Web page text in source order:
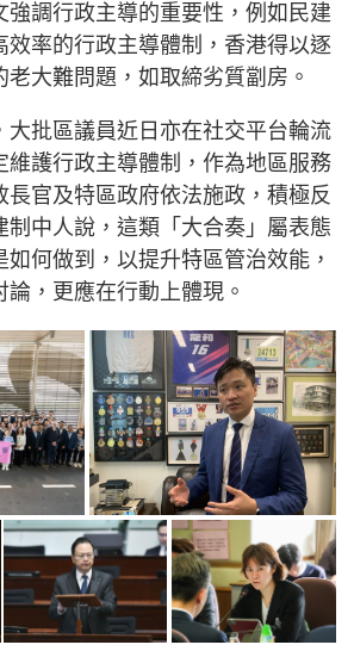
強調行政主導的重要性，例如民建
效率的行政主導體制，香港得以逐
大難問題，如取締劣質劏房。
大批區議員近日亦在社交平台輪流
維護行政主導體制，作為地區服務
長官及特區政府依法施政，積極反
制中人說，這類「大合奏」屬表態
何做到，以提升特區管治效能，
論，更應在行動上體現。